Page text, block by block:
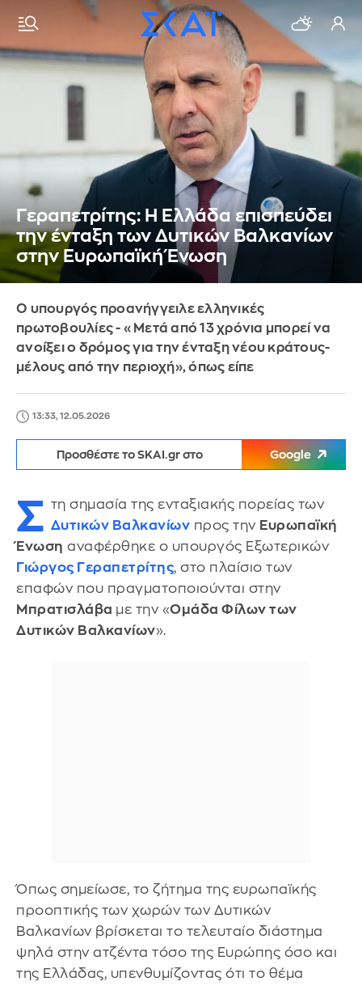
Γεραπετρίτης: Η Ελλάδα επισπεύδει
την ένταξη των Δυτικών Βαλκανίων
στην Ευρωπαϊκή Ένωση
Ο υπουργός προανήγγειλε ελληνικές
πρωτοβουλίες - «Μετά από 13 χρόνια μπορεί να
ανοίξει ο δρόμος για την ένταξη νέου κράτους-
μέλους από την περιοχή», όπως είπε
13:33, 12.05.2026
Προσθέστε το SKAI.gr στο Google
Σ τη σημασία της ενταξιακής πορείας των
Δυτικών Βαλκανίων προς την Ευρωπαϊκή
Ένωση αναφέρθηκε ο υπουργός Εξωτερικών
Γιώργος Γεραπετρίτης, στο πλαίσιο των
επαφών που πραγματοποιούνται στην
Μπρατισλάβα με την «Ομάδα Φίλων των
Δυτικών Βαλκανίων».
Όπως σημείωσε, το ζήτημα της ευρωπαϊκής
προοπτικής των χωρών των Δυτικών
Βαλκανίων βρίσκεται το τελευταίο διάστημα
ψηλά στην ατζέντα τόσο της Ευρώπης όσο και
της Ελλάδας, υπενθυμίζοντας ότι το θέμα